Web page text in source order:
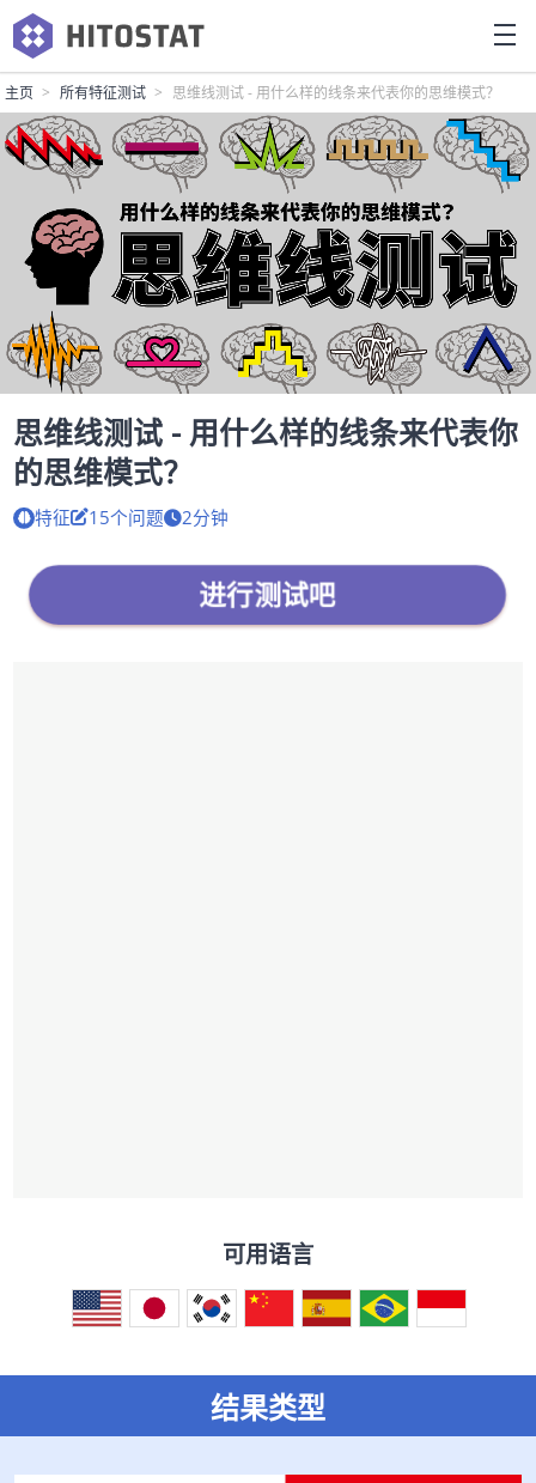
主页 所有特征测试 思维线测试 - 用什么样的线条来代表你的思维模式？
思维线测试 - 用什么样的线条来代表你
的思维模式？
特征 15个问题 2分钟
进行测试吧
可用语言
结果类型